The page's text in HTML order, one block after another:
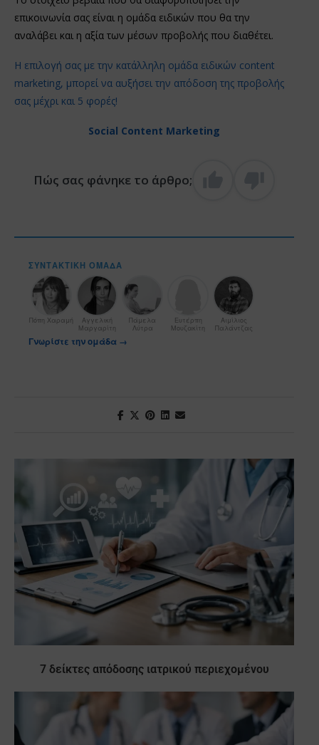
επικοινωνία σας είναι η ομάδα ειδικών που θα την
αναλάβει και η αξία των μέσων προβολής που διαθέτει.
Η επιλογή σας με την κατάλληλη ομάδα ειδικών content
marketing, μπορεί να αυξήσει την απόδοση της προβολής
σας μέχρι και 5 φορές!
Social Content Marketing
Πώς σας φάνηκε το άρθρο;
ΣΥΝΤΑΚΤΙΚΉ ΟΜΆΔΑ
Πόπη Χαραμή
Αγγελική
Μαργαρίτη
Πάμελα
Λύτρα
Ευτέρπη
Μουζακίτη
Αιμίλιος
Παλάντζας
Γνωρίστε την ομάδα →
7 δείκτες απόδοσης ιατρικού περιεχομένου